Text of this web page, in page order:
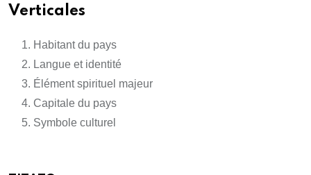
Verticales
Habitant du pays
Langue et identité
Élément spirituel majeur
Capitale du pays
Symbole culturel